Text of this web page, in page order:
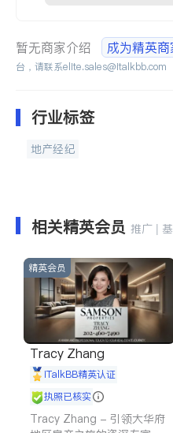
暂无商家介绍 成为精英商
台，请联系elite.sales@italkbb.com
行业标签
地产经纪
相关精英会员 推广 |
精英会员
Tracy Zhang
iTalkBB精英认证
执照已核实
Tracy Zhang - 引领大华府